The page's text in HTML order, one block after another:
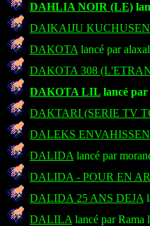
DAHLIA NOIR (LE)
DAIKAIJU
DAKOTA lancé par
DAKOTA 308
DAKOTA LIL lancé par
DAKTARI (SERIE TV
DALEKS
DALIDA lancé par
DALIDA - POUR EN
DALIDA 25 ANS DEJA
DALILA lancé par Rama